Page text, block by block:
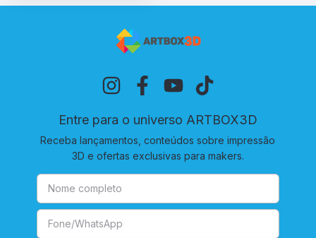
Entre para o universo ARTBOX3D
Receba lançamentos, conteúdos sobre impressão
3D e ofertas exclusivas para makers.